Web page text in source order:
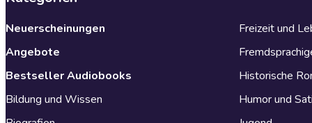
Neuerscheinungen
Angebote
Bestseller Audiobooks
Bildung und Wissen
Freizeit und
Historische
Humor und